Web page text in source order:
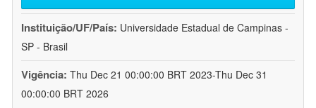
Instituição/UF/País: Universidade Estadual de Campinas -
SP - Brasil
Vigência: Thu Dec 21 00:00:00 BRT 2023-Thu Dec 31
00:00:00 BRT 2026